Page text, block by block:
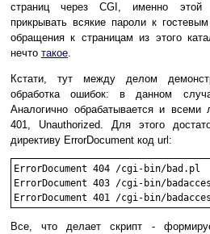
страниц через CGI, именно этой
прикрывать всякие пароли к
обращения к страницам из этого
нечто такое.
Кстати, тут между делом
обработка ошибок: в данном
Аналогично обрабатывается и
401, Unauthorized. Для этого
директиву ErrorDocument код url:
ErrorDocument 404 /cgi-bin/bad.pl
ErrorDocument 403 /cgi-bin/
Все, что делает скрипт -